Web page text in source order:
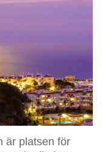
är platsen för